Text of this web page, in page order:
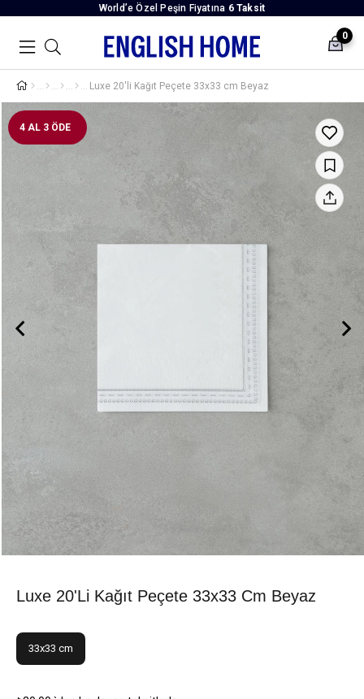
World’e Özel Peşin Fiyatına 6 Taksit
0
Luxe 20'li Kağıt Peçete 33x33 cm Beyaz
4 AL 3 ÖDE
Luxe 20'li Kağıt Peçete 33x33 Cm Beyaz
33x33 cm